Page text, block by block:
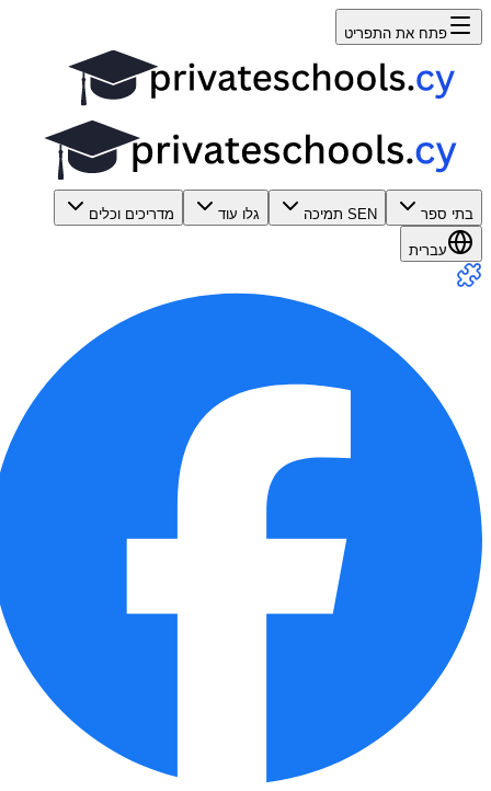
פתח את התפריט
בתי ספר SEN תמיכה גלו עוד מדריכים וכלים
עברית